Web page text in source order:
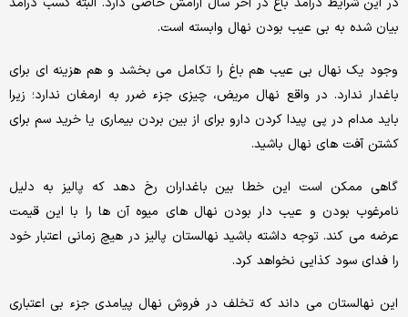
بیان شده به بی عیب بودن نهال وابسته است‌.
وجود یک نهال بی عیب هم باغ را تکامل می بخشد و هم هزینه ای برای
باغدار ندارد. در واقع نهال مریض، چیزی جزء ضرر به ارمغان ندارد؛ زیرا
باید مدام در پی پیدا کردن دارو برای از بین بردن بیماری یا خرید سم برای
کشتن آفت های نهال باشید.
گاهی ممکن است این خطا بین باغداران رخ دهد که پالیز به دلیل
نامرغوب بودن و عیب دار بودن نهال های میوه آن ها را با این قیمت
عرضه می کند. توجه داشته باشید نهالستان پالیز در هیچ زمانی اعتبار خود
را فدای سود کذایی نخواهد کرد.
این نهالستان می داند که تخلف در فروش نهال پیامدی جزء بی اعتباری